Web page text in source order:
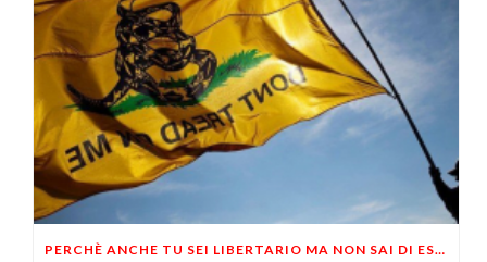
PERCHÈ ANCHE TU SEI LIBERTARIO MA NON SAI DI ESSERLO